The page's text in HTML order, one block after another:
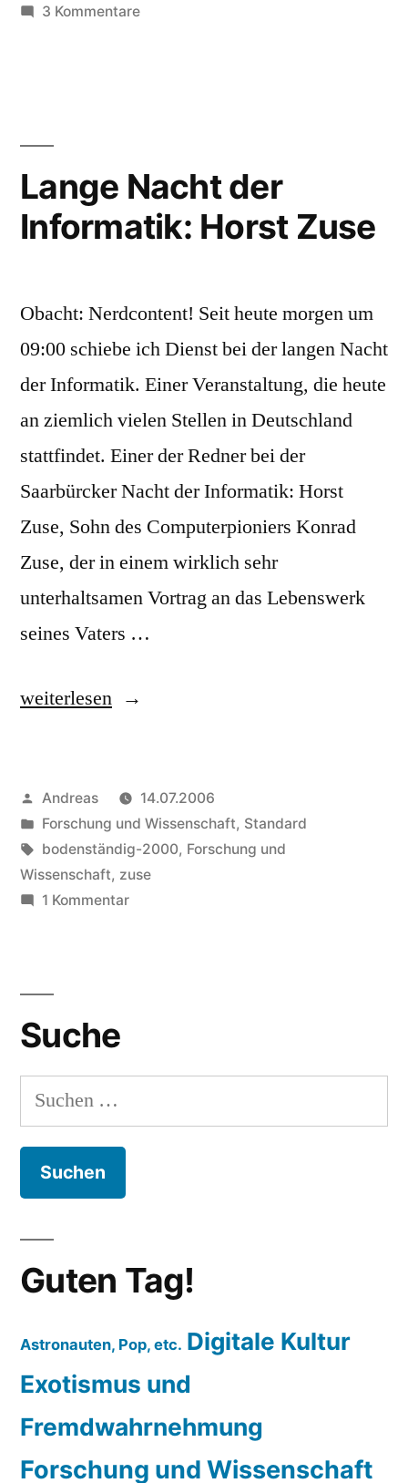
talk3 Kommentarezu
talk
Gesamtdokumentation
Lange Nacht der
Informatik: Horst Zuse
Obacht: Nerdcontent! Seit heute morgen um
09:00 schiebe ich Dienst bei der langen Nacht
der Informatik. Einer Veranstaltung, die heute
an ziemlich vielen Stellen in Deutschland
stattfindet. Einer der Redner bei der
Saarbürcker Nacht der Informatik: Horst
Zuse, Sohn des Computerpioniers Konrad
Zuse, der in einem wirklich sehr
unterhaltsamen Vortrag an das Lebenswerk
seines Vaters …
„Lange
Informatik:
Horst
Zuse“
weiterlesen
Veröffentlicht
von
Andreas
14.07.2006
Veröffentlicht
in
Forschung und Wissenschaft, Standard
Schlagwörter:
bodenständig-2000, Forschung und
Wissenschaft, zuse
1 Kommentarzu
Suche
Suchen
nach:
Guten Tag!
Astronauten, Pop, etc. Digitale Kultur
Exotismus und
Fremdwahrnehmung
Forschung und Wissenschaft